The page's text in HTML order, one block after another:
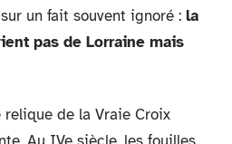
un fait souvent ignoré : la
pas de Lorraine mais
relique de la Vraie Croix